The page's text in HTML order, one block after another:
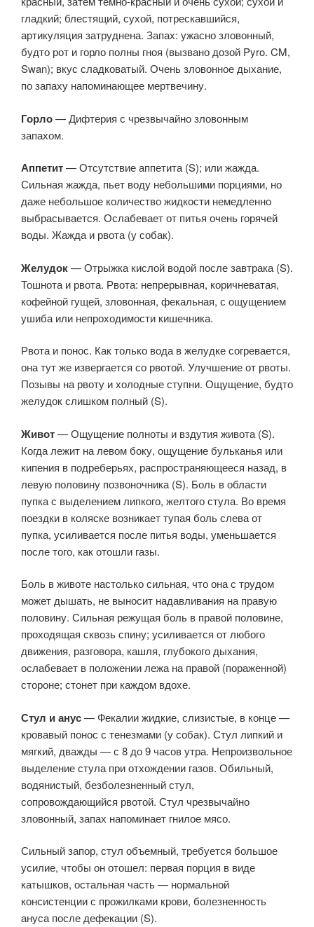
гладкий; блестящий, сухой, потрескавшийся,
артикуляция затруднена. Запах: ужасно зловонный,
будто рот и горло полны гноя (вызвано дозой Pyro. CM,
Swan); вкус сладковатый. Очень зловонное дыхание,
по запаху напоминающее мертвечину.
Горло— Дифтерия с чрезвычайно зловонным
запахом.
Аппетит— Отсутствие аппетита (S); или жажда.
Сильная жажда, пьет воду небольшими порциями, но
даже небольшое количество жидкости немедленно
выбрасывается. Ослабевает от питья очень горячей
воды. Жажда и рвота (у собак).
Желудок— Отрыжка кислой водой после завтрака (S).
Тошнота и рвота. Рвота: непрерывная, коричневатая,
кофейной гущей, зловонная, фекальная, с ощущением
ушиба или непроходимости кишечника.
Рвота и понос. Как только вода в желудке согревается,
она тут же извергается со рвотой. Улучшение от рвоты.
Позывы на рвоту и холодные ступни. Ощущение, будто
желудок слишком полный (S).
Живот— Ощущение полноты и вздутия живота (S).
Когда лежит на левом боку, ощущение бульканья или
кипения в подреберьях, распространяющееся назад, в
левую половину позвоночника (S). Боль в области
пупка с выделением липкого, желтого стула. Во время
поездки в коляске возникает тупая боль слева от
пупка, усиливается после питья воды, уменьшается
после того, как отошли газы.
Боль в животе настолько сильная, что она с трудом
может дышать, не выносит надавливания на правую
половину. Сильная режущая боль в правой половине,
проходящая сквозь спину; усиливается от любого
движения, разговора, кашля, глубокого дыхания,
ослабевает в положении лежа на правой (пораженной)
стороне; стонет при каждом вдохе.
Стул и анус— Фекалии жидкие, слизистые, в конце —
кровавый понос с тенезмами (у собак). Стул липкий и
мягкий, дважды — с 8 до 9 часов утра. Непроизвольное
выделение стула при отхождении газов. Обильный,
водянистый, безболезненный стул,
сопровождающийся рвотой. Стул чрезвычайно
зловонный, запах напоминает гнилое мясо.
Сильный запор, стул объемный, требуется большое
усилие, чтобы он отошел: первая порция в виде
катышков, остальная часть — нормальной
консистенции с прожилками крови, болезненность
ануса после дефекации (S).